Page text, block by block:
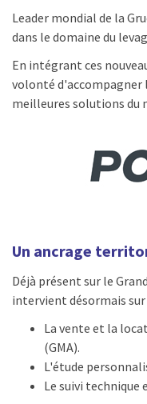
Leader mondial de la
dans le domaine du
En intégrant ces
volonté d'accompagner
meilleures solutions du
Un ancrage
Déjà présent sur le
intervient désormais
La vente et la
(GMA).
L'étude
Le suivi technique